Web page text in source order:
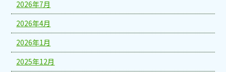
2026年7月
2026年4月
2026年1月
2025年12月